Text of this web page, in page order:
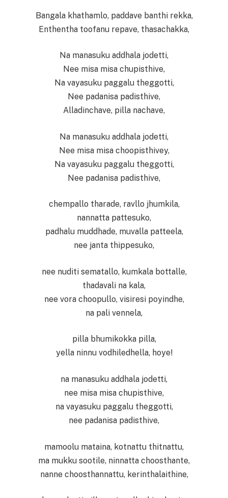
Bangala khathamlo, paddave banthi rekka,
Enthentha toofanu repave, thasachakka,
Na manasuku addhala jodetti,
Nee misa misa chupisthive,
Na vayasuku paggalu theggotti,
Nee padanisa padisthive,
Alladinchave, pilla nachave,
Na manasuku addhala jodetti,
Nee misa misa choopisthivey,
Na vayasuku paggalu theggotti,
Nee padanisa padisthive,
chempallo tharade, ravllo jhumkila,
nannatta pattesuko,
padhalu muddhade, muvalla patteela,
nee janta thippesuko,
nee nuditi sematallo, kumkala bottalle,
thadavali na kala,
nee vora choopullo, visiresi poyindhe,
na pali vennela,
pilla bhumikokka pilla,
yella ninnu vodhiledhella, hoye!
na manasuku addhala jodetti,
nee misa misa chupisthive,
na vayasuku paggalu theggotti,
nee padanisa padisthive,
mamoolu mataina, kotnattu thitnattu,
ma mukku sootile, ninnatta choosthante,
nanne choosthannattu, kerinthalaithine,